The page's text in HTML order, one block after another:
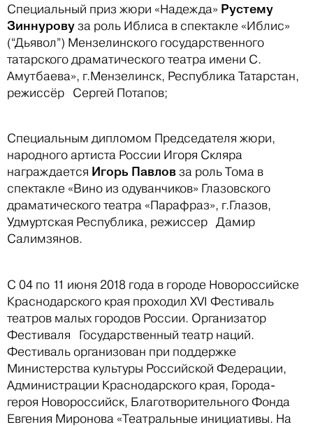
Специальный приз жюри «Надежда» Рустему
Зиннурову за роль Иблиса в спектакле «Иблис»
(“Дьявол”) Мензелинского государственного
татарского драматического театра имени С.
Амутбаева», г.Мензелинск, Республика Татарстан,
режиссёр Сергей Потапов;
Специальным дипломом Председателя жюри,
народного артиста России Игоря Скляра
награждается Игорь Павлов за роль Тома в
спектакле «Вино из одуванчиков» Глазовского
драматического театра «Парафраз», г.Глазов,
Удмуртская Республика, режиссер Дамир
Салимзянов.
С 04 по 11 июня 2018 года в городе Новороссийске
Краснодарского края проходил XVI Фестиваль
театров малых городов России. Организатор
Фестиваля Государственный театр наций.
Фестиваль организован при поддержке
Министерства культуры Российской Федерации,
Администрации Краснодарского края, Города-
героя Новороссийск, Благотворительного Фонда
Евгения Миронова «Театральные инициативы. На